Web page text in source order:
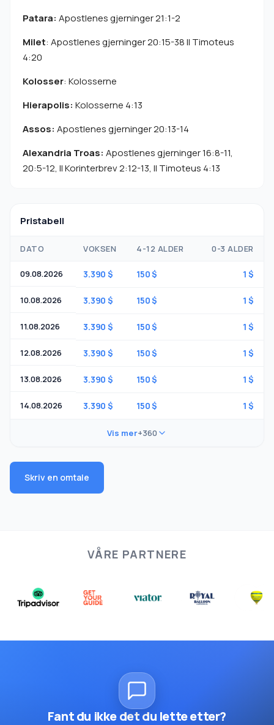
Patara: Apostlenes gjerninger 21:1-2
Milet: Apostlenes gjerninger 20:15-38 II Timoteus
4:20
Kolosser: Kolosserne
Hierapolis: Kolosserne 4:13
Assos: Apostlenes gjerninger 20:13-14
Alexandria Troas: Apostlenes gjerninger 16:8-11,
20:5-12, II Korinterbrev 2:12-13, II Timoteus 4:13
Pristabell
DATO VOKSEN 4-12 ALDER 0-3 ALDER
09.08.2026 3.390 $ 150 $ 1 $
10.08.2026 3.390 $ 150 $ 1 $
11.08.2026 3.390 $ 150 $ 1 $
12.08.2026 3.390 $ 150 $ 1 $
13.08.2026 3.390 $ 150 $ 1 $
14.08.2026 3.390 $ 150 $ 1 $
Vis mer+360
Skriv en omtale
VÅRE PARTNERE
Fant du ikke det du lette etter?